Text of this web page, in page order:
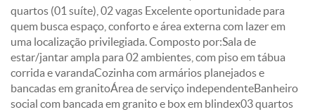
quartos (01 suíte), 02 vagas Excelente oportunidade para
quem busca espaço, conforto e área externa com lazer em
uma localização privilegiada. Composto por:Sala de
estar/jantar ampla para 02 ambientes, com piso em tábua
corrida e varandaCozinha com armários planejados e
bancadas em granitoÁrea de serviço independenteBanheiro
social com bancada em granito e box em blindex03 quartos